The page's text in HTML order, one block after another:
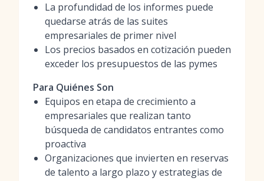
La profundidad de los informes puede
quedarse atrás de las suites
empresariales de primer nivel
Los precios basados en cotización pueden
exceder los presupuestos de las pymes
Para Quiénes Son
Equipos en etapa de crecimiento a
empresariales que realizan tanto
búsqueda de candidatos entrantes como
proactiva
Organizaciones que invierten en reservas
de talento a largo plazo y estrategias de